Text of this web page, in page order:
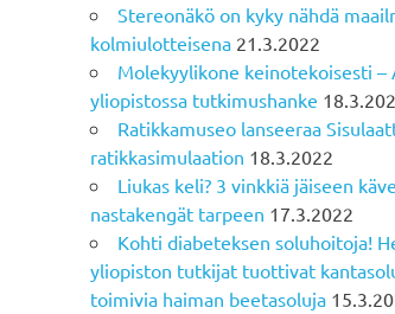
Stereonäkö on kyky nähdä
kolmiulotteisena 21.3.2022
Molekyylikone keinotekoisesti –
yliopistossa tutkimushanke
Ratikkamuseo lanseeraa
ratikkasimulaation 18.3.2022
Liukas keli? 3 vinkkiä jäiseen
nastakengät tarpeen 17.3.2022
Kohti diabeteksen soluhoitoja!
yliopiston tutkijat tuottivat
toimivia haiman beetasoluja